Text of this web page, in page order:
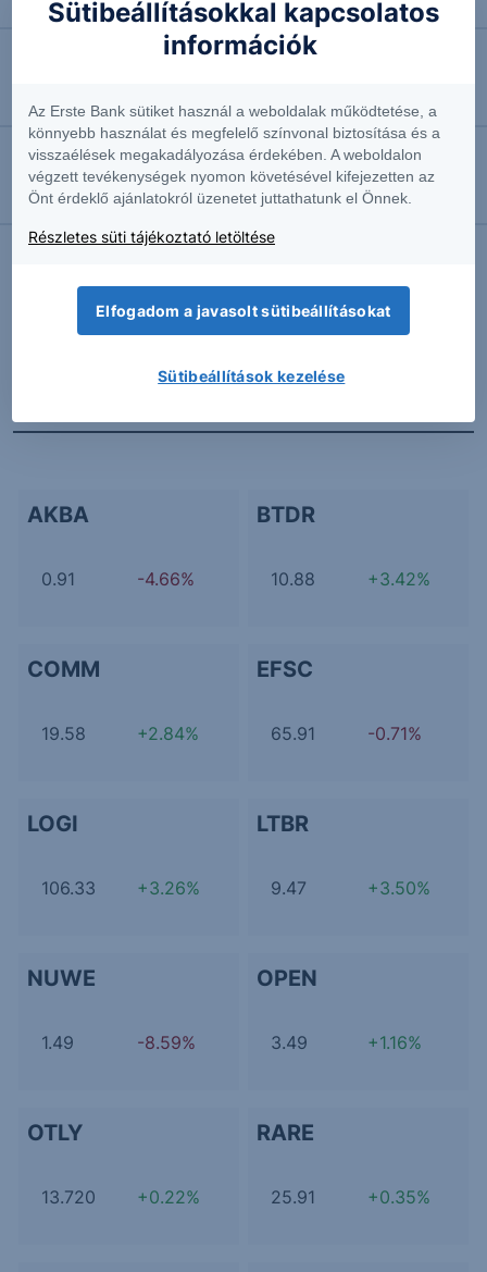
Négyhavi mélyponton a forint
EURUSD: munkapiaci jelentésre várva
2026.08.07. 10:37
Megint emelkedésben az olaj
További Erste elemzések
AKBA
0.91 -4.66%
BTDR
10.88 +3.42%
COMM
19.58 +2.84%
EFSC
65.91 -0.71%
LOGI
106.33 +3.26%
LTBR
9.47 +3.50%
NUWE
1.49 -8.59%
OPEN
3.49 +1.16%
OTLY
13.720 +0.22%
RARE
25.91 +0.35%
Sütibeállításokkal kapcsolatos
információk
Az Erste Bank sütiket használ a weboldalak működtetése, a
könnyebb használat és megfelelő színvonal biztosítása és a
visszaélések megakadályozása érdekében. A weboldalon
végzett tevékenységek nyomon követésével kifejezetten az
Önt érdeklő ajánlatokról üzenetet juttathatunk el Önnek.
Részletes süti tájékoztató letöltése
Elfogadom a javasolt sütibeállításokat
Sütibeállítások kezelése